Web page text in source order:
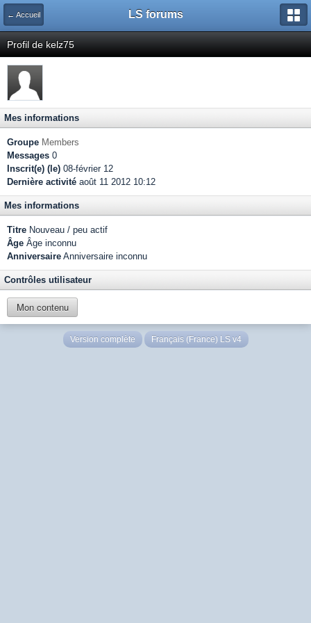
← Accueil LS forums
Profil de kelz75
Mes informations
Groupe Members
Messages 0
Inscrit(e) (le) 08-février 12
Dernière activité août 11 2012 10:12
Mes informations
Titre Nouveau / peu actif
Âge Âge inconnu
Anniversaire Anniversaire inconnu
Contrôles utilisateur
Mon contenu
Version complète Français (France) LS v4